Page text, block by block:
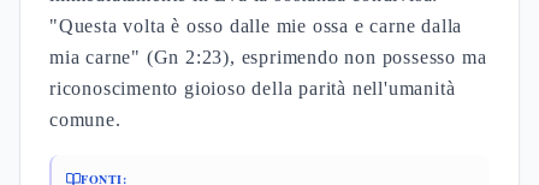
"Questa volta è osso dalle mie ossa e carne dalla
mia carne" (Gn 2:23), esprimendo non possesso ma
riconoscimento gioioso della parità nell'umanità
comune.
FONTI: